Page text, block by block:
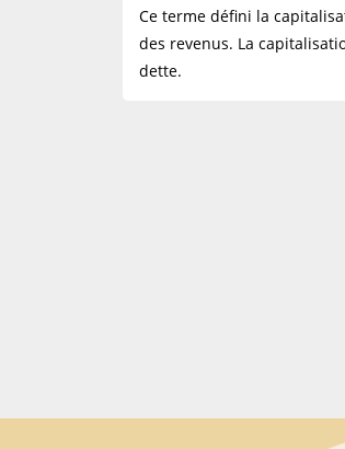
Ce terme défini la
des revenus. La
dette.